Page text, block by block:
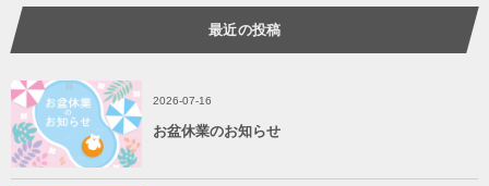
最近の投稿
2026-07-16
お盆休業のお知らせ